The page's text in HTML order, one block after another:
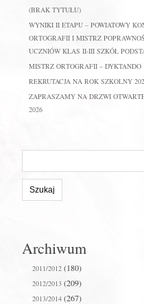
(BRAK TYTUŁU)
WYNIKI II ETAPU – POWIATOWY
ORTOGRAFII I MISTRZ
UCZNIÓW KLAS II-III SZKÓŁ
MISTRZ ORTOGRAFII – DYKTANDO
REKRUTACJA NA ROK SZKOLNY
ZAPRASZAMY NA DRZWI
2026
stronie:
Archiwum
2011/2012 (180)
2012/2013 (209)
2013/2014 (267)